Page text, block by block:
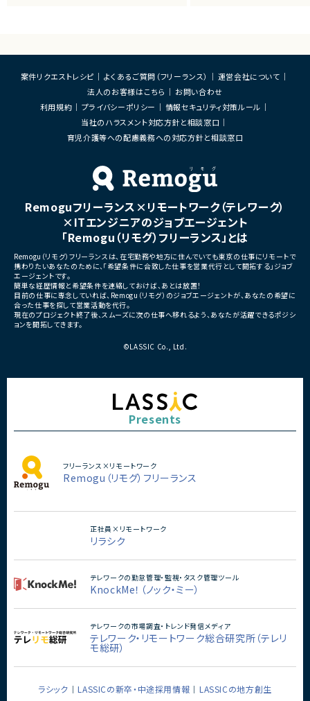
び帳票出力基盤の構築
・各種データ検証、テスト対応
・周辺システムとのデータ連携設計および実
・フルリモート勤務 （初日のみ目黒へ出社）
■募集背景
・開発体制強化に伴う増員募
■担当工程
■その他補足
いへの出社が発生する可能
・長期参画が見込まれる案件
案件リクエストレシピ よくあるご質問（フリーランス）
運営会社について
法人のお客様はこちら
お問い合わせ
利用規約
プライバシーポリシー
情報セキュリティ対策ルール
当社のハラスメント対応方針と相談窓口
育児介護等への配慮義務への対応方針と相談窓口
Remoguフリーランス×リモートワーク（テレワーク）
×ITエンジニアのジョブエージェント
「Remogu（リモグ）フリーランス」とは
Remogu（リモグ）フリーランスは、在宅勤務や地方に住んでいても東京の仕事にリモートで
携わりたいあなたのために、「希望条件に合致した仕事を営業代行として開拓する」ジョブ
エージェントです。
簡単な経歴情報と希望条件を連絡しておけば、あとは放置！
目前の仕事に専念していれば、Remogu（リモグ）のジョブエージェントが、あなたの希望に
合った仕事を探して営業活動を代行。
現在のプロジェクト終了後、スムーズに次の仕事へ移れるよう、あなたが活躍できるポジシ
ョンを開拓してきます。
©LASSIC Co., Ltd.
Presents
フリーランス×リモートワーク
Remogu（リモグ）フリーランス
正社員×リモートワーク
リラシク
テレワークの勤怠管理・監視・タスク管理ツール
KnockMe！（ノック・ミー）
テレワークの市場調査・トレンド発信メディア
テレワーク・リモートワーク総合研究所（テレリ
モ総研）
ラシック LASSICの新卒・中途採用情報 LASSICの地方創生